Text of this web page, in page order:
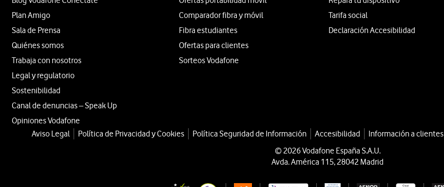
Plan Amigo
Sala de Prensa
Quiénes somos
Trabaja con nosotros
Legal y regulatorio
Sostenibilidad
Canal de denuncias – Speak Up
Opiniones Vodafone
Comparador fibra y móvil
Fibra estudiantes
Ofertas para clientes
Sorteos Vodafone
Tarifa social
Declaración Accesibilidad
Aviso Legal Política de Privacidad y Cookies Política Seguridad de Información Accesibilidad Información a clientes
© 2026 Vodafone España S.A.U.
Avda. América 115, 28042 Madrid